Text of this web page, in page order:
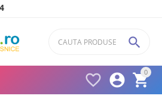
0



